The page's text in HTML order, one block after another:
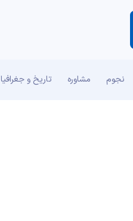
نجوم مشاوره تاریخ و جغرافیا